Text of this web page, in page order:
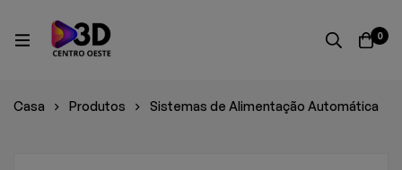
0
Casa Produtos Sistemas de Alimentação Automática